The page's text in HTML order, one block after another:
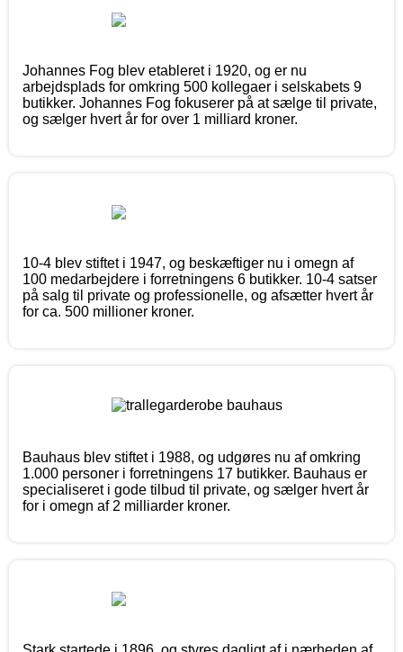
Johannes Fog blev etableret i 1920, og er nu
arbejdsplads for omkring 500 kollegaer i selskabets 9
butikker. Johannes Fog fokuserer på at sælge til private,
og sælger hvert år for over 1 milliard kroner.
10-4 blev stiftet i 1947, og beskæftiger nu i omegn af
100 medarbejdere i forretningens 6 butikker. 10-4 satser
på salg til private og professionelle, og afsætter hvert år
for ca. 500 millioner kroner.
Bauhaus blev stiftet i 1988, og udgøres nu af omkring
1.000 personer i forretningens 17 butikker. Bauhaus er
specialiseret i gode tilbud til private, og sælger hvert år
for i omegn af 2 milliarder kroner.